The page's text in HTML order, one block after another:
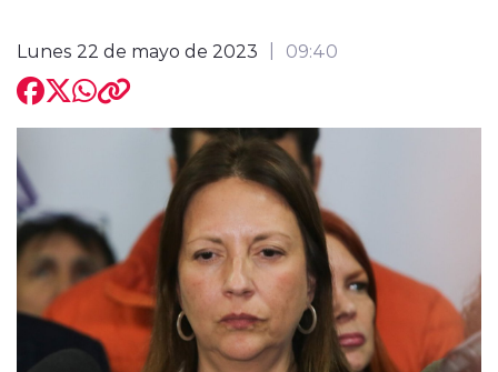
Entrevistas
modo claro
Lunes 22 de mayo de 2023 09:40